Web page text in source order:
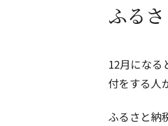
ふる
12月になる
付をする人
ふるさと納